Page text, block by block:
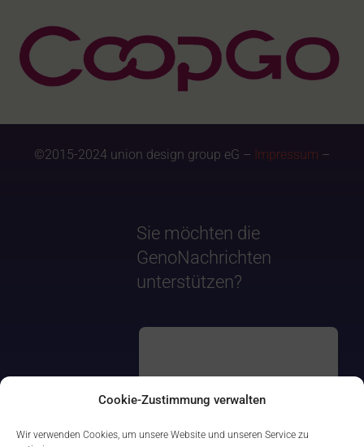
Cookie-Zustimmung verwalten
Wir verwenden Cookies, um unsere Website und unseren Service zu
©2015-2024 union design group eG – Impressum –
Sie möchten die
GenoNachrichten
unterstützen?